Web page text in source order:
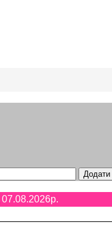
07.08.2026p.